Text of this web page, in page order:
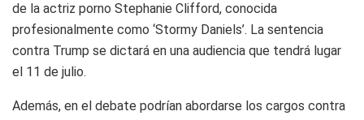
de la actriz porno Stephanie Clifford, conocida
profesionalmente como ‘Stormy Daniels’. La sentencia
contra Trump se dictará en una audiencia que tendrá lugar
el 11 de julio.
Además, en el debate podrían abordarse los cargos contra